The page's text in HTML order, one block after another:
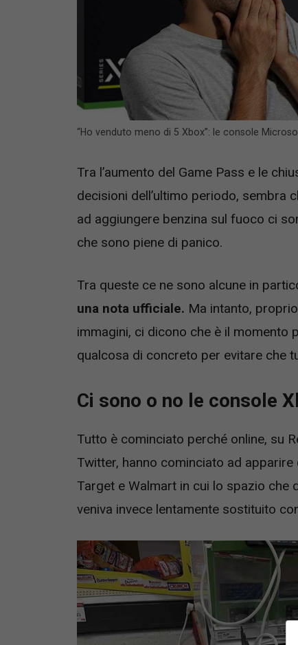
“Ho venduto meno di 5 Xbox”: le console
Tra l’aumento del Game Pass e le
decisioni dell’ultimo periodo, sembra
ad aggiungere benzina sul fuoco ci
che sono piene di panico.
Tra queste ce ne sono alcune in
una nota ufficiale. Ma intanto,
immagini, ci dicono che è il
qualcosa di concreto per evitare che
Ci sono o no le console
Tutto è cominciato perché online, su
Twitter, hanno cominciato ad
Target e Walmart in cui lo spazio
veniva invece lentamente sostituito